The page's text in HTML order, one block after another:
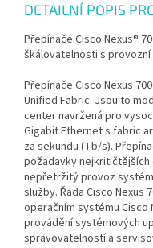
DETAILNÍ POPIS
Přepínače Cisco Nexus®
škálovatelnosti s
Přepínače Cisco Nexus
Unified Fabric. Jsou to
center navržená pro
Gigabit Ethernet s fabric
za sekundu (Tb/s).
požadavky
nepřetržitý provoz
služby. Řada Cisco Nexus
operačním systému Cisco
provádění systémových
spravovatelností a